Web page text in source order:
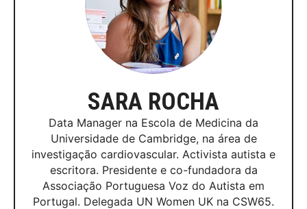
SARA ROCHA
Data Manager na Escola de Medicina da
Universidade de Cambridge, na área de
investigação cardiovascular. Activista autista e
escritora. Presidente e co-fundadora da
Associação Portuguesa Voz do Autista em
Portugal. Delegada UN Women UK na CSW65.